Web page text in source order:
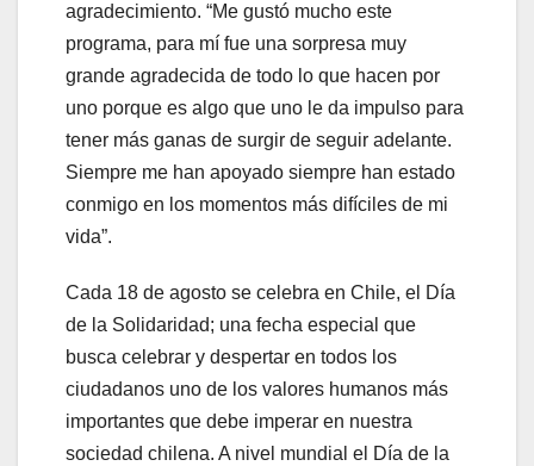
agradecimiento. “Me gustó mucho este
programa, para mí fue una sorpresa muy
grande agradecida de todo lo que hacen por
uno porque es algo que uno le da impulso para
tener más ganas de surgir de seguir adelante.
Siempre me han apoyado siempre han estado
conmigo en los momentos más difíciles de mi
vida”.
Cada 18 de agosto se celebra en Chile, el Día
de la Solidaridad; una fecha especial que
busca celebrar y despertar en todos los
ciudadanos uno de los valores humanos más
importantes que debe imperar en nuestra
sociedad chilena. A nivel mundial el Día de la